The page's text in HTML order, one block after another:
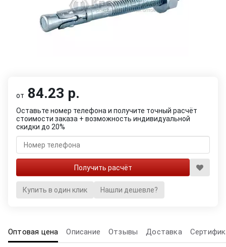
от 84.23 р.
Оставьте номер телефона и получите точный расчёт
стоимости заказа + возможность индивидуальной
скидки до 20%
Купить в один клик Нашли дешевле?
Оптовая цена Описание Отзывы Доставка